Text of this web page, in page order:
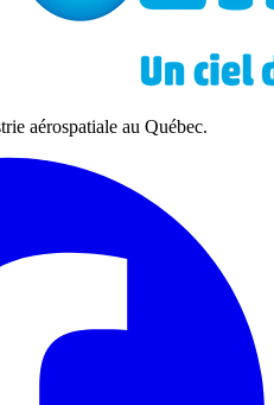
aérospatiale au Québec.